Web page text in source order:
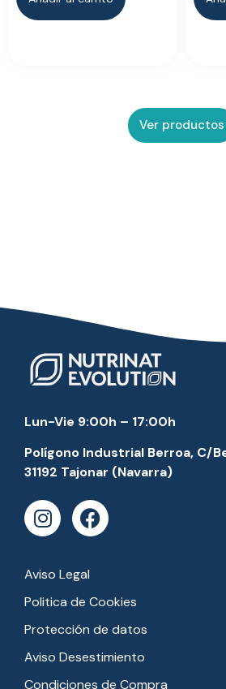
Ver productos
Lun-Vie 9:00h – 17:00h
Polígono Industrial Berroa, C/
31192 Tajonar (Navarra)
Aviso Legal
Politica de Cookies
Protección de datos
Aviso Desestimiento
Condiciones de Compra